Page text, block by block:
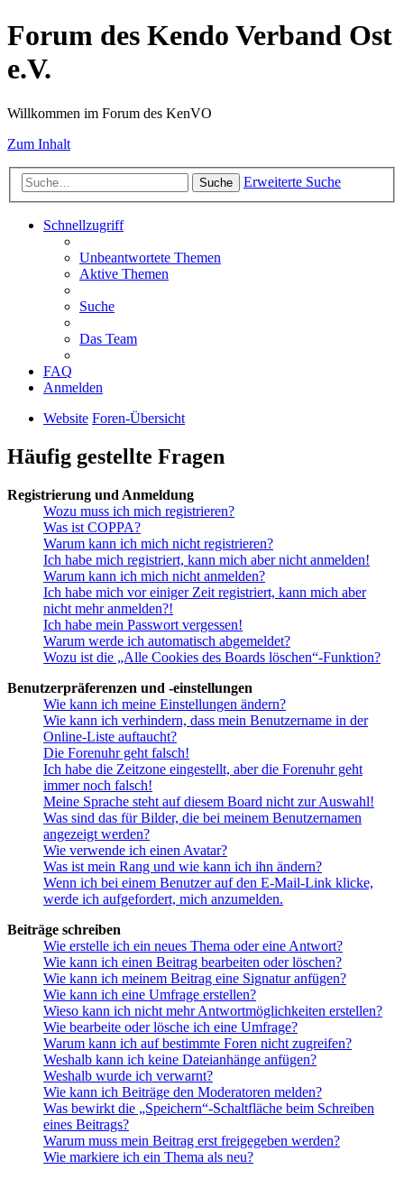
Forum des Kendo Verband Ost
e.V.
Willkommen im Forum des KenVO
Zum Inhalt
Suche Erweiterte Suche
Schnellzugriff
Unbeantwortete Themen
Aktive Themen
Suche
Das Team
FAQ
Anmelden
Website Foren-Übersicht
Häufig gestellte Fragen
Registrierung und Anmeldung
Wozu muss ich mich registrieren?
Was ist COPPA?
Warum kann ich mich nicht registrieren?
Ich habe mich registriert, kann mich aber nicht anmelden!
Warum kann ich mich nicht anmelden?
Ich habe mich vor einiger Zeit registriert, kann mich aber
nicht mehr anmelden?!
Ich habe mein Passwort vergessen!
Warum werde ich automatisch abgemeldet?
Wozu ist die „Alle Cookies des Boards löschen“-Funktion?
Benutzerpräferenzen und -einstellungen
Wie kann ich meine Einstellungen ändern?
Wie kann ich verhindern, dass mein Benutzername in der
Online-Liste auftaucht?
Die Forenuhr geht falsch!
Ich habe die Zeitzone eingestellt, aber die Forenuhr geht
immer noch falsch!
Meine Sprache steht auf diesem Board nicht zur Auswahl!
Was sind das für Bilder, die bei meinem Benutzernamen
angezeigt werden?
Wie verwende ich einen Avatar?
Was ist mein Rang und wie kann ich ihn ändern?
Wenn ich bei einem Benutzer auf den E-Mail-Link klicke,
werde ich aufgefordert, mich anzumelden.
Beiträge schreiben
Wie erstelle ich ein neues Thema oder eine Antwort?
Wie kann ich einen Beitrag bearbeiten oder löschen?
Wie kann ich meinem Beitrag eine Signatur anfügen?
Wie kann ich eine Umfrage erstellen?
Wieso kann ich nicht mehr Antwortmöglichkeiten erstellen?
Wie bearbeite oder lösche ich eine Umfrage?
Warum kann ich auf bestimmte Foren nicht zugreifen?
Weshalb kann ich keine Dateianhänge anfügen?
Weshalb wurde ich verwarnt?
Wie kann ich Beiträge den Moderatoren melden?
Was bewirkt die „Speichern“-Schaltfläche beim Schreiben
eines Beitrags?
Warum muss mein Beitrag erst freigegeben werden?
Wie markiere ich ein Thema als neu?